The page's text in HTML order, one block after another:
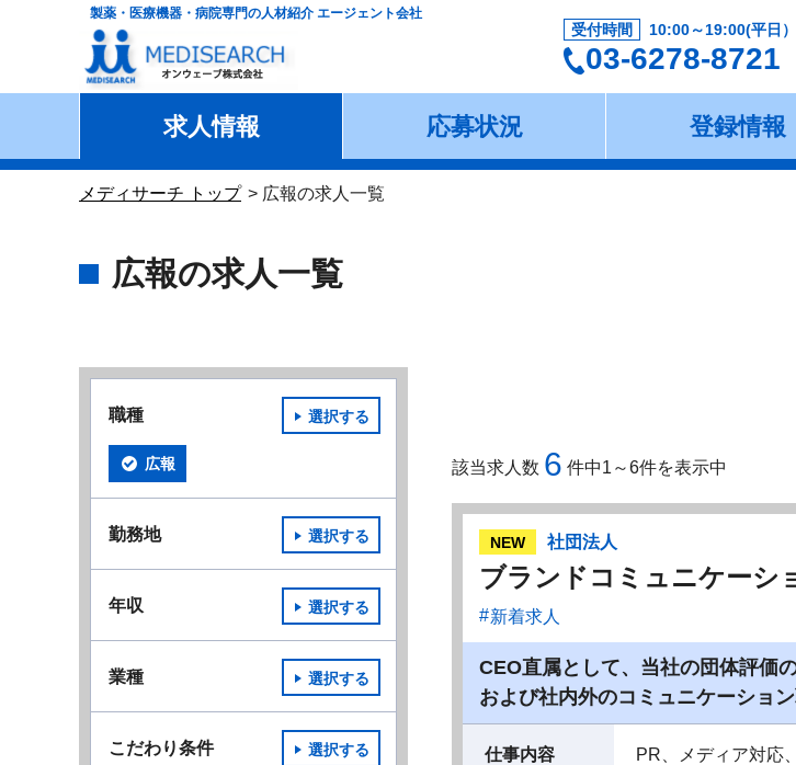
製薬・医療機器・病院専門の人材紹介 エージェント会社
受付時間 10:00～19:00(平日）
03-6278-8721
求人情報 応募状況 登録情報
メディサーチ トップ 広報の求人一覧
広報の求人一覧
該当求人数 6 件中1～6件を表示中
NEW 社団法人
ブランドコミュニケーシ
新着求人
CEO直属として、当社の団体評価
および社内外のコミュニケーショ
仕事内容
PR、メディア対応
職種 選択する
広報
勤務地 選択する
年収 選択する
業種 選択する
こだわり条件 選択する